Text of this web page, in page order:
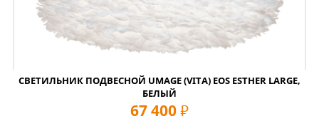
СВЕТИЛЬНИК ПОДВЕСНОЙ UMAGE (VITA) EOS ESTHER LARGE,
БЕЛЫЙ
67 400 руб